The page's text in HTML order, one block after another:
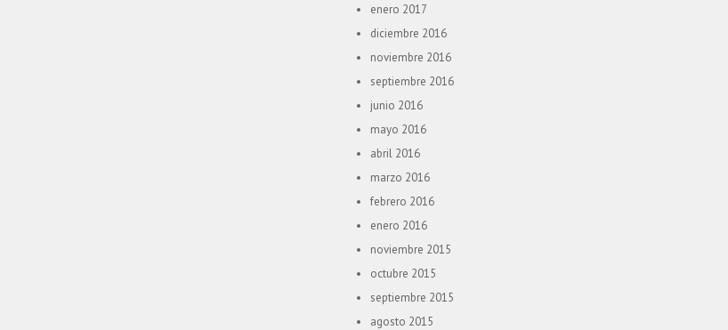
enero 2017
diciembre 2016
noviembre 2016
septiembre 2016
junio 2016
mayo 2016
abril 2016
marzo 2016
febrero 2016
enero 2016
noviembre 2015
octubre 2015
septiembre 2015
agosto 2015